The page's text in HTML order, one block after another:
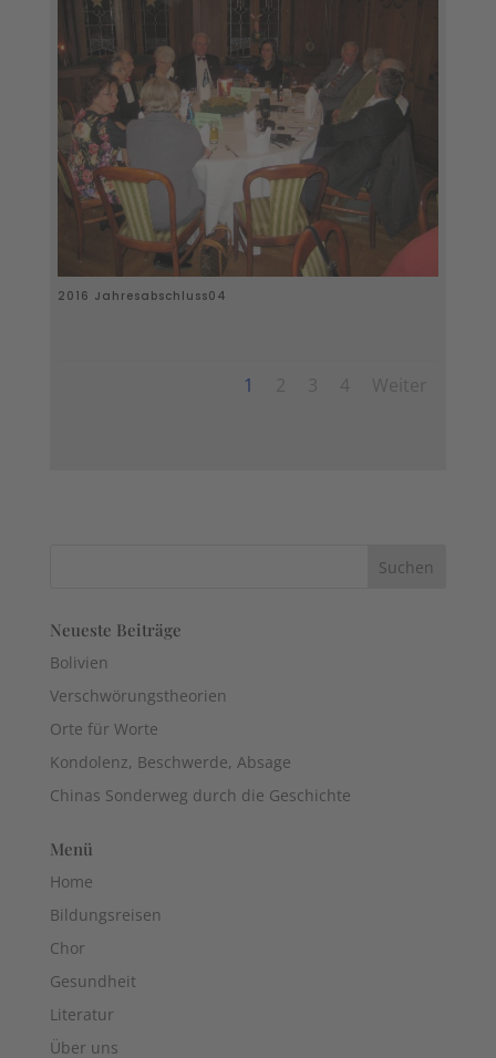
2016 Jahresabschluss04
1 2 3 4 Weiter
Neueste Beiträge
Bolivien
Verschwörungstheorien
Orte für Worte
Kondolenz, Beschwerde, Absage
Chinas Sonderweg durch die Geschichte
Menü
Home
Bildungsreisen
Chor
Gesundheit
Literatur
Über uns